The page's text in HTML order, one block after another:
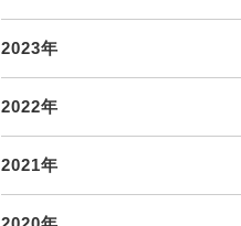
2023年
2022年
2021年